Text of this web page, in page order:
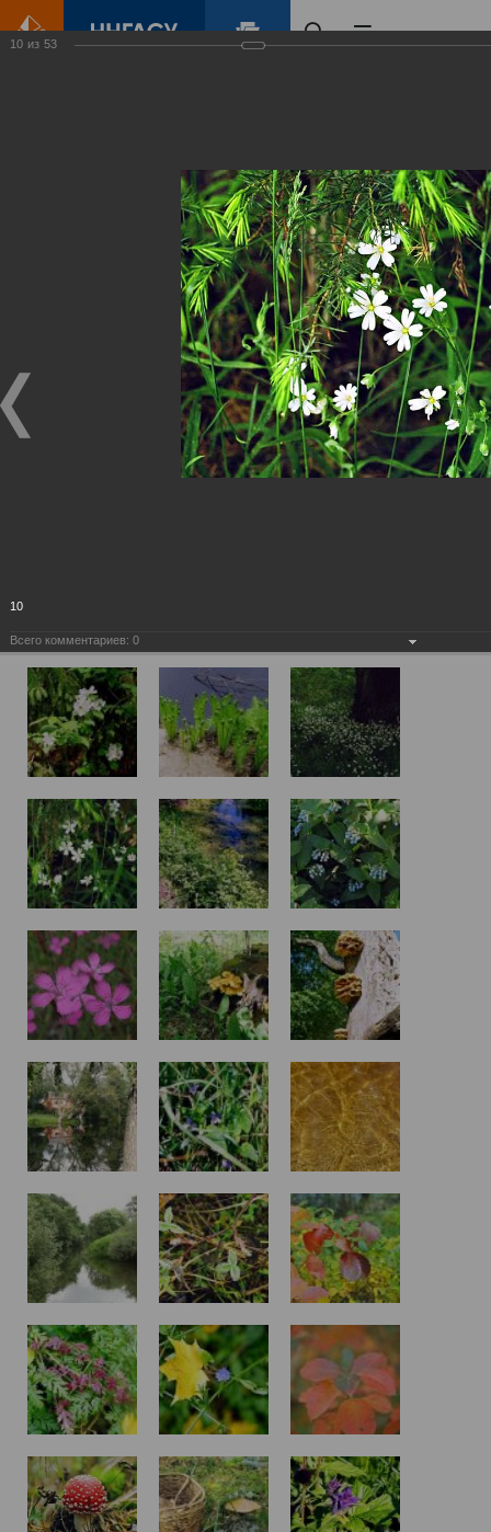
Виртуальные
выставки
(фотоальбомы)
10 из 53
10
Всего комментариев: 0